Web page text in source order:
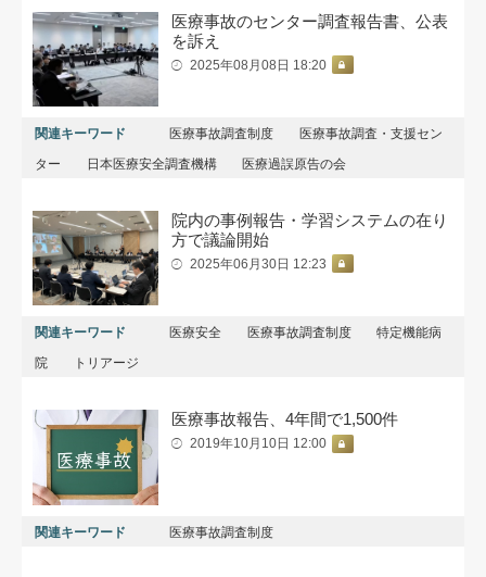
医療事故のセンター調査報告書、公表
を訴え
2025年08月08日 18:20
関連キーワード 医療事故調査制度
医療事故調査・支援セン
ター
日本医療安全調査機構 医療過誤原告の会
院内の事例報告・学習システムの在り
方で議論開始
2025年06月30日 12:23
関連キーワード 医療安全 医療事故調査制度
特定機能病
院
トリアージ
医療事故報告、4年間で1,500件
2019年10月10日 12:00
関連キーワード 医療事故調査制度